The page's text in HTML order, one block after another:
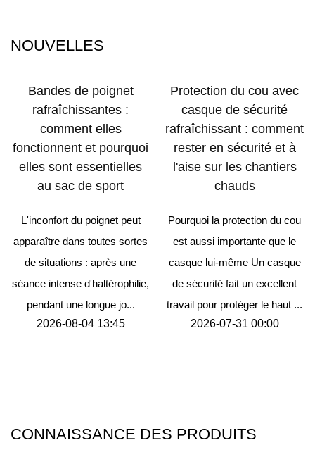
NOUVELLES
Bandes de poignet
rafraîchissantes :
comment elles
fonctionnent et pourquoi
elles sont essentielles
au sac de sport
L'inconfort du poignet peut
apparaître dans toutes sortes
de situations : après une
séance intense d'haltérophilie,
pendant une longue jo...
2026-08-04 13:45
Protection du cou avec
casque de sécurité
rafraîchissant : comment
rester en sécurité et à
l'aise sur les chantiers
chauds
Pourquoi la protection du cou
est aussi importante que le
casque lui-même Un casque
de sécurité fait un excellent
travail pour protéger le haut ...
2026-07-31 00:00
CONNAISSANCE DES PRODUITS